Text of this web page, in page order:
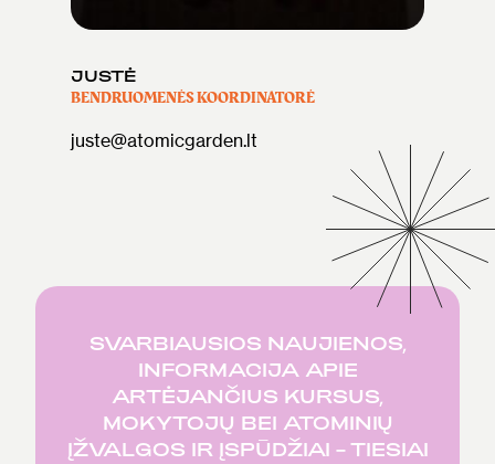
JUSTĖ
BENDRUOMENĖS KOORDINATORĖ
juste@atomicgarden.lt
SVARBIAUSIOS NAUJIENOS,
INFORMACIJA APIE
ARTĖJANČIUS KURSUS,
MOKYTOJŲ BEI ATOMINIŲ
ĮŽVALGOS IR ĮSPŪDŽIAI – TIESIAI